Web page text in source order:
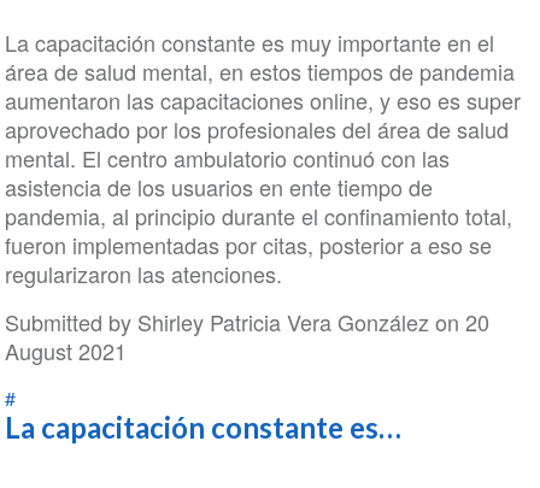
La capacitación constante es muy importante en el
área de salud mental, en estos tiempos de pandemia
aumentaron las capacitaciones online, y eso es super
aprovechado por los profesionales del área de salud
mental. El centro ambulatorio continuó con las
asistencia de los usuarios en ente tiempo de
pandemia, al principio durante el confinamiento total,
fueron implementadas por citas, posterior a eso se
regularizaron las atenciones.
Submitted by Shirley Patricia Vera González on 20
August 2021
#
La capacitación constante es…